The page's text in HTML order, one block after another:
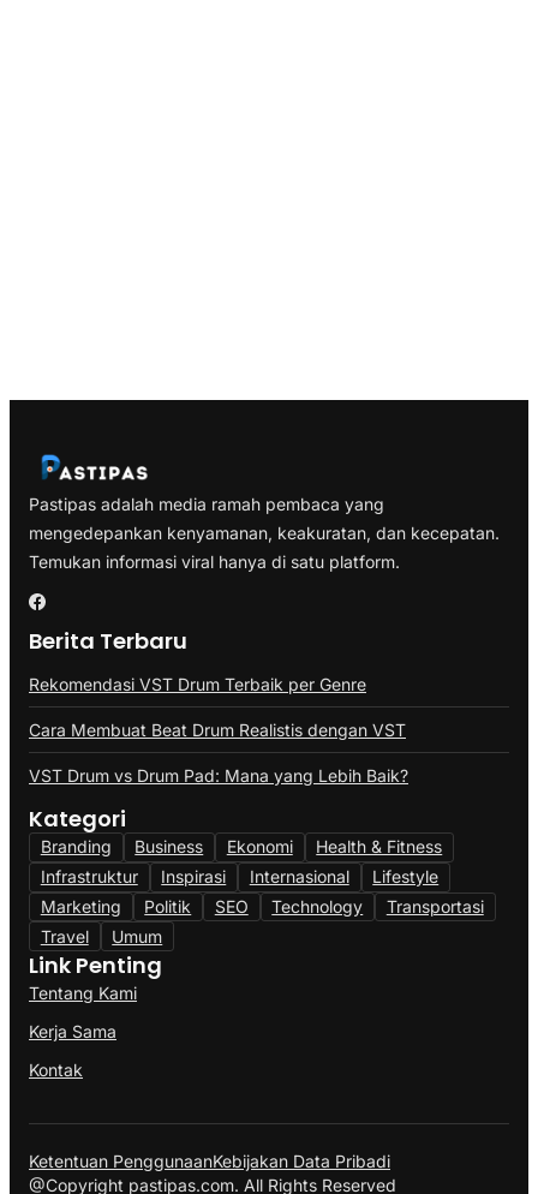
Pastipas adalah media ramah pembaca yang
mengedepankan kenyamanan, keakuratan, dan kecepatan.
Temukan informasi viral hanya di satu platform.
Berita Terbaru
Rekomendasi VST Drum Terbaik per Genre
Cara Membuat Beat Drum Realistis dengan VST
VST Drum vs Drum Pad: Mana yang Lebih Baik?
Kategori
Branding Business Ekonomi
Health & Fitness
Infrastruktur
Inspirasi Internasional
Lifestyle
Marketing
Politik SEO Technology
Transportasi
Travel
Umum
Link Penting
Tentang Kami
Kerja Sama
Kontak
Ketentuan PenggunaanKebijakan Data Pribadi
@Copyright pastipas.com. All Rights Reserved